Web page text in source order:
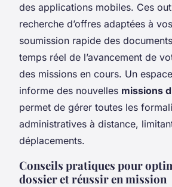
des applications mobiles. Ces
recherche d’offres adaptées à
soumission rapide des
temps réel de l’avancement de
des missions en cours. Un
informe des nouvelles missions
permet de gérer toutes les
administratives à distance,
déplacements.
Conseils pratiques pour
dossier et réussir en mission